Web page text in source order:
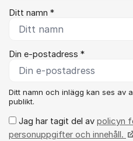
Ditt namn *
Din e-postadress *
Ditt namn och inlägg kan ses av
publikt.
Jag har tagit del av policyn
personuppgifter och innehåll.